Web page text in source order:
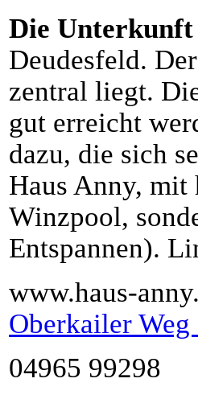
Die Unterkunft
Deudesfeld.
zentral liegt.
gut erreicht
dazu, die sich
Haus Anny, mit
Winzpool,
Entspannen).
www.haus-
Oberkailer
04965 99298